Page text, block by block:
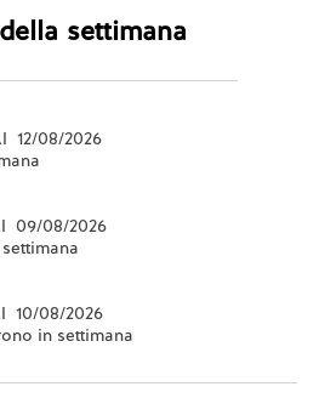
settimana
12/08/2026
09/08/2026
10/08/2026
in settimana